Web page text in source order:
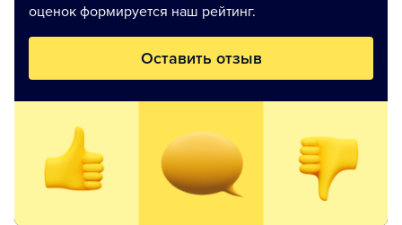
оценок формируется наш рейтинг.
Оставить отзыв